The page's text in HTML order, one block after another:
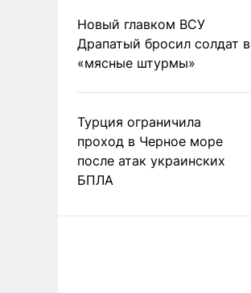
Новый главком ВСУ
Драпатый бросил солдат в
«мясные штурмы»
Турция ограничила
проход в Черное море
после атак украинских
БПЛА